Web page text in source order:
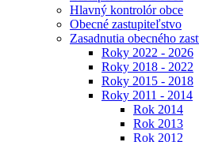
Hlavný kontrolór obce
Obecné zastupiteľstvo
Zasadnutia obecného
Roky 2022 - 2026
Roky 2018 - 2022
Roky 2015 - 2018
Roky 2011 - 2014
Rok 2014
Rok 2013
Rok 2012